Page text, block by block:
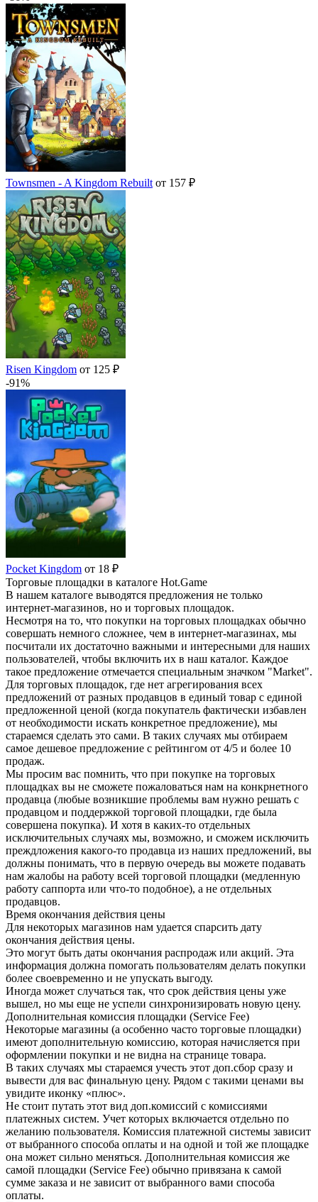
Townsmen - A Kingdom Rebuilt от 157 ₽
Risen Kingdom от 125 ₽
-91%
Pocket Kingdom от 18 ₽
Торговые площадки в каталоге Hot.Game
В нашем каталоге выводятся предложения не только
интернет-магазинов, но и торговых площадок.
Несмотря на то, что покупки на торговых площадках обычно
совершать немного сложнее, чем в интернет-магазинах, мы
посчитали их достаточно важными и интересными для наших
пользователей, чтобы включить их в наш каталог. Каждое
такое предложение отмечается специальным значком "Market".
Для торговых площадок, где нет агрегирования всех
предложений от разных продавцов в единый товар с единой
предложенной ценой (когда покупатель фактически избавлен
от необходимости искать конкретное предложение), мы
стараемся сделать это сами. В таких случаях мы отбираем
самое дешевое предложение с рейтингом от 4/5 и более 10
продаж.
Мы просим вас помнить, что при покупке на торговых
площадках вы не сможете пожаловаться нам на конкрнетного
продавца (любые возникшие проблемы вам нужно решать с
продавцом и поддержкой торговой площадки, где была
совершена покупка). И хотя в каких-то отдельных
исключительных случаях мы, возможно, и сможем исключить
преждложения какого-то продавца из наших предложений, вы
должны понимать, что в первую очередь вы можете подавать
нам жалобы на работу всей торговой площадки (медленную
работу саппорта или что-то подобное), а не отдельных
продавцов.
Время окончания действия цены
Для некоторых магазинов нам удается спарсить дату
окончания действия цены.
Это могут быть даты окончания распродаж или акций. Эта
информация должна помогать пользователям делать покупки
более своевременно и не упускать выгоду.
Иногда может случаться так, что срок действия цены уже
вышел, но мы еще не успели синхронизировать новую цену.
Дополнительная комиссия площадки (Service Fee)
Некоторые магазины (а особенно часто торговые площадки)
имеют дополнительную комиссию, которая начисляется при
оформлении покупки и не видна на странице товара.
В таких случаях мы стараемся учесть этот доп.сбор сразу и
вывести для вас финальную цену. Рядом с такими ценами вы
увидите иконку «плюс».
Не стоит путать этот вид доп.комиссий с комиссиями
платежных систем. Учет которых включается отдельно по
желанию пользователя. Комиссия платежной системы зависит
от выбранного способа оплаты и на одной и той же площадке
она может сильно меняться. Дополнительная комиссия же
самой площадки (Service Fee) обычно привязана к самой
сумме заказа и не зависит от выбранного вами способа
оплаты.